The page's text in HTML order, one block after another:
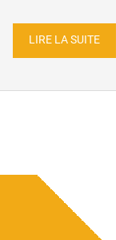
LIRE LA SUITE